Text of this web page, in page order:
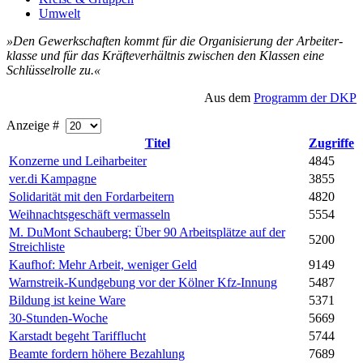
Umwelt
»Den Ge­werk­schaf­ten kommt für die Or­ga­ni­sie­rung der Ar­bei­ter­
klas­se und für das Kräf­te­ver­hält­nis zwi­schen den Klas­sen ei­ne
Schlüs­sel­rol­le zu.«
Aus dem Programm der DKP
Anzeige #
Titel
Zugriffe
Konzerne und Leiharbeiter
4845
ver.di Kampagne
3855
Solidarität mit den Fordarbeitern
4820
Weihnachts­geschäft vermasseln
5554
M. DuMont Schauberg: Über 90 Arbeits­plätze auf der
Streichliste
5200
Kaufhof: Mehr Arbeit, weniger Geld
9149
Warnstreik-Kundgebung vor der Kölner Kfz-Innung
5487
Bildung ist keine Ware
5371
30-Stunden-Woche
5669
Karstadt begeht Tarifflucht
5744
Beamte fordern höhere Bezahlung
7689